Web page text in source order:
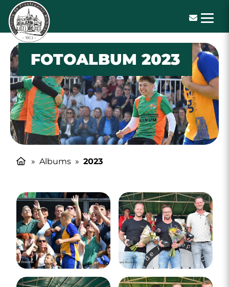
De Freulepartij
FOTOALBUM 2023
» Albums » 2023